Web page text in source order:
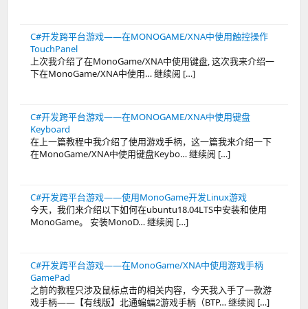
C#开发跨平台游戏——在MONOGAME/XNA中使用触控操作
TouchPanel
上次我介绍了在MonoGame/XNA中使用键盘, 这次我来介绍一
下在MonoGame/XNA中使用… 继续阅 […]
C#开发跨平台游戏——在MONOGAME/XNA中使用键盘
Keyboard
在上一篇教程中我介绍了使用游戏手柄，这一篇我来介绍一下
在MonoGame/XNA中使用键盘Keybo… 继续阅 […]
C#开发跨平台游戏——使用MonoGame开发Linux游戏
今天，我们来介绍以下如何在ubuntu18.04LTS中安装和使用
MonoGame。 安装MonoD… 继续阅 […]
C#开发跨平台游戏——在MonoGame/XNA中使用游戏手柄
GamePad
之前的教程只涉及鼠标点击的相关内容，今天我入手了一款游
戏手柄——【有线版】北通蝙蝠2游戏手柄（BTP… 继续阅 […]